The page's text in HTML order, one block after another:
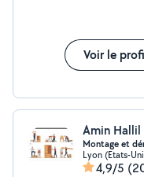
cadres, tringles,
Réparations
appareils)
Voir le
Amin Hallil
Montage et
Lyon (Etats-
4,9/5